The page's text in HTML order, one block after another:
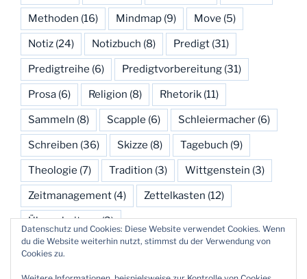
Methoden (16) Mindmap (9) Move (5)
Notiz (24) Notizbuch (8) Predigt (31)
Predigtreihe (6) Predigtvorbereitung (31)
Prosa (6) Religion (8) Rhetorik (11)
Sammeln (8) Scapple (6) Schleiermacher (6)
Schreiben (36) Skizze (8) Tagebuch (9)
Theologie (7) Tradition (3) Wittgenstein (3)
Zeitmanagement (4) Zettelkasten (12)
Überarbeitung(3)
Datenschutz und Cookies: Diese Website verwendet Cookies. Wenn
du die Website weiterhin nutzt, stimmst du der Verwendung von
Cookies zu.